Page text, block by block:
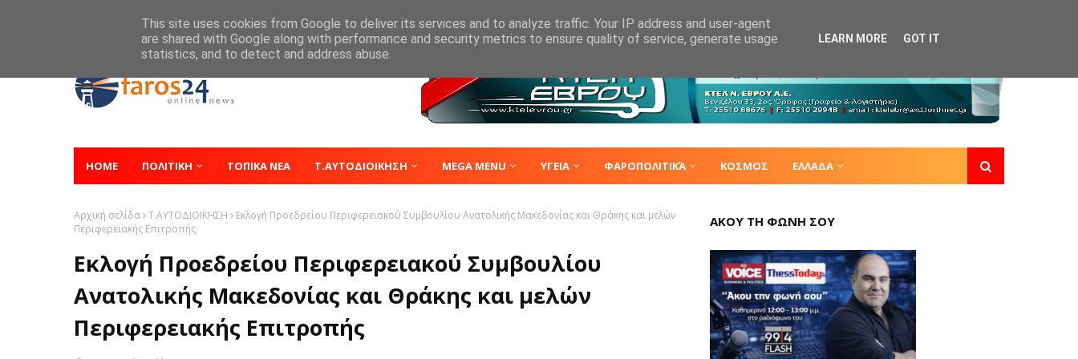
HOME ΠΟΛΙΤΙΚΗ ΤΟΠΙΚΑ ΝΕΑ Τ.ΑΥΤΟΔΙΟΙΚΗΣΗ MEGA MENU ΥΓΕΙΑ ΦΑΡΟΠΟΛΙΤΙΚΆ ΚΟΣΜΟΣ ΕΛΛΑΔΑ
Αρχική σελίδα Τ.ΑΥΤΟΔΙΟΙΚΗΣΗ
Εκλογή Προεδρείου Περιφερειακού Συμβουλίου Ανατολικής Μακεδονίας και Θράκης και μελών
Περιφερειακής Επιτροπής
Εκλογή Προεδρείου Περιφερειακού Συμβουλίου
Ανατολικής Μακεδονίας και Θράκης και μελών
Περιφερειακής Επιτροπής
ΑΚΟΥ ΤΗ ΦΩΝΗ ΣΟΥ
This site uses cookies from Google to deliver its services and to analyze traffic. Your IP address and user-agent
are shared with Google along with performance and security metrics to ensure quality of service, generate usage
statistics, and to detect and address abuse.
LEARN MORE GOT IT